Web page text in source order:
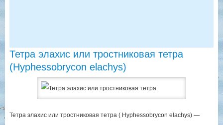
Тетра элахис или тростниковая тетра
(Hyphessobrycon elachys)
Тетра элахис или тростниковая тетра ( Hyphessobrycon elachys) —